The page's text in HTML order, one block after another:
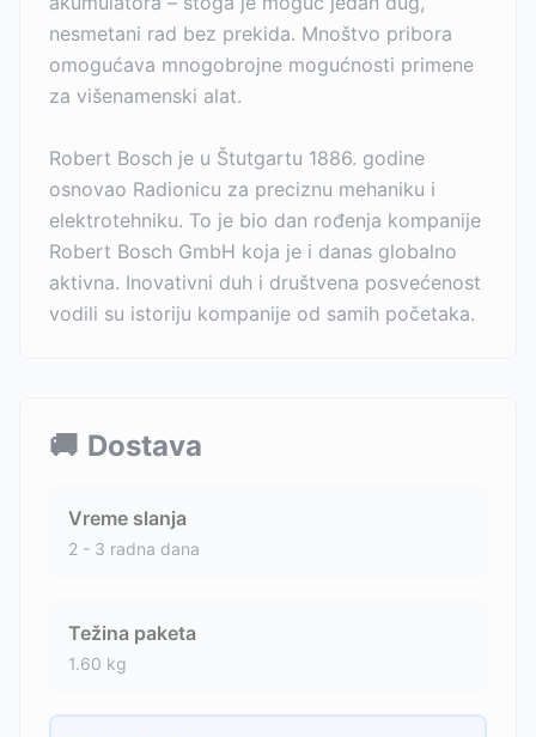
nesmetani rad bez prekida. Mnoštvo pribora
omogućava mnogobrojne mogućnosti primene
za višenamenski alat.
Robert Bosch je u Štutgartu 1886. godine
osnovao Radionicu za preciznu mehaniku i
elektrotehniku. To je bio dan rođenja kompanije
Robert Bosch GmbH koja je i danas globalno
aktivna. Inovativni duh i društvena posvećenost
vodili su istoriju kompanije od samih početaka.
🚚 Dostava
Vreme slanja
2 - 3 radna dana
Težina paketa
1.60 kg